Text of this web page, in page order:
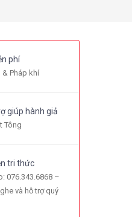
phí
& Pháp khí
giúp hành giả
Tông
tri thức
076.343.6868 –
và hỗ trợ quý